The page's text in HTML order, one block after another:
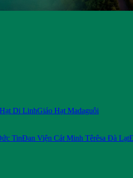
Di LinhGiáo Hạt Madaguôi
TinĐan Viện Cát Minh Têrêsa Đà Lạt